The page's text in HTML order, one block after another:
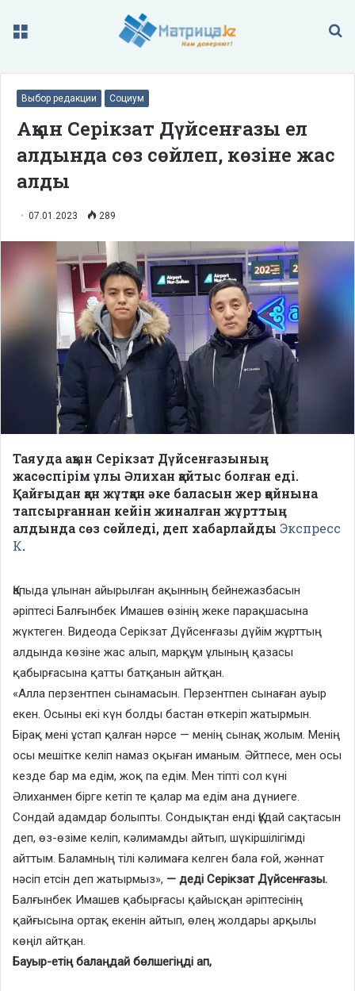
Меню
Выбор редакции Социум
Ақын Серікзат Дүйсенғазы ел
алдында сөз сөйлеп, көзіне жас
алды
07.01.2023 289
Таяуда ақын Серікзат Дүйсенғазының
жасөспірім ұлы Әлихан қайтыс болған еді.
Қайғыдан қан жұтқан әке баласын жер қойнына
тапсырғаннан кейін жиналған жұрттың
алдында сөз сөйледі, деп хабарлайды Экспресс
К.
Қапыда ұлынан айырылған ақынның бейнежазбасын
әріптесі Балғынбек Имашев өзінің жеке парақшасына
жүктеген. Видеода Серікзат Дүйсенғазы дүйім жұрттың
алдында көзіне жас алып, марқұм ұлының қазасы
қабырғасына қатты батқанын айтқан.
«Алла перзентпен сынамасын. Перзентпен сынаған ауыр
екен. Осыны екі күн болды бастан өткеріп жатырмын.
Бірақ мені ұстап қалған нәрсе — менің сынақ жолым. Менің
осы мешітке келіп намаз оқыған иманым. Әйтпесе, мен осы
кезде бар ма едім, жоқ па едім. Мен тіпті сол күні
Әлиханмен бірге кетіп те қалар ма едім ана дүниеге.
Сондай адамдар болыпты. Сондықтан енді Құдай сақтасын
деп, өз-өзіме келіп, кәлимамды айтып, шүкіршілігімді
айттым. Баламның тілі кәлимаға келген бала ғой, жәннат
нәсіп етсін деп жатырмыз», — деді Серікзат Дүйсенғазы.
Балғынбек Имашев қабырғасы қайысқан әріптесінің
қайғысына ортақ екенін айтып, өлең жолдары арқылы
көңіл айтқан.
Бауыр-етің балаңдай бөлшегіңді ап,